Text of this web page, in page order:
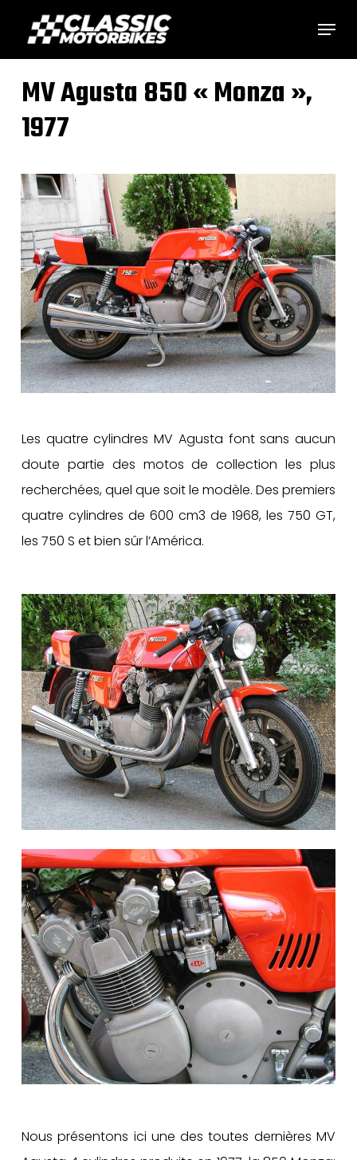
main
content
Menu
MV Agusta 850 « Monza »,
1977
Les quatre cylindres MV Agusta font sans aucun
doute partie des motos de collection les plus
recherchées, quel que soit le modèle. Des premiers
quatre cylindres de 600 cm3 de 1968, les 750 GT,
les 750 S et bien sûr l’América.
Nous présentons ici une des toutes dernières MV